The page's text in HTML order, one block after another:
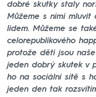
dobré skutky staly
Můžeme s nimi
lidem. Můžeme se
celorepublikového
protože děti jsou
jeden dobrý skutek v
ho na sociální sítě s
jeden den tak